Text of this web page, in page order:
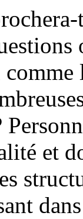
et